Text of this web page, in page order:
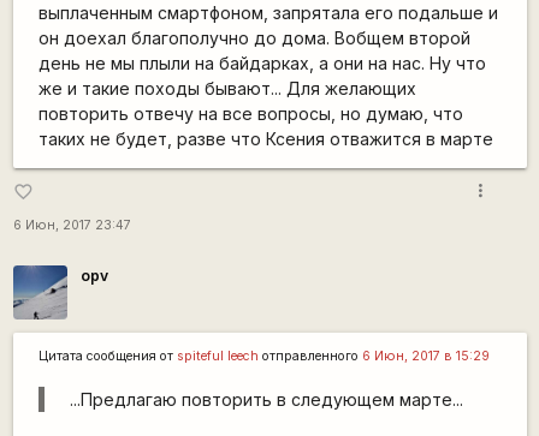
выплаченным смартфоном, запрятала его подальше и
он доехал благополучно до дома. Вобщем второй
день не мы плыли на байдарках, а они на нас. Ну что
же и такие походы бывают... Для желающих
повторить отвечу на все вопросы, но думаю, что
таких не будет, разве что Ксения отважится в марте
favorite_border
6 Июн, 2017 23:47
more_vert
opv
Цитата сообщения от spiteful leech отправленного 6 Июн, 2017 в 15:29
...Предлагаю повторить в следующем марте...